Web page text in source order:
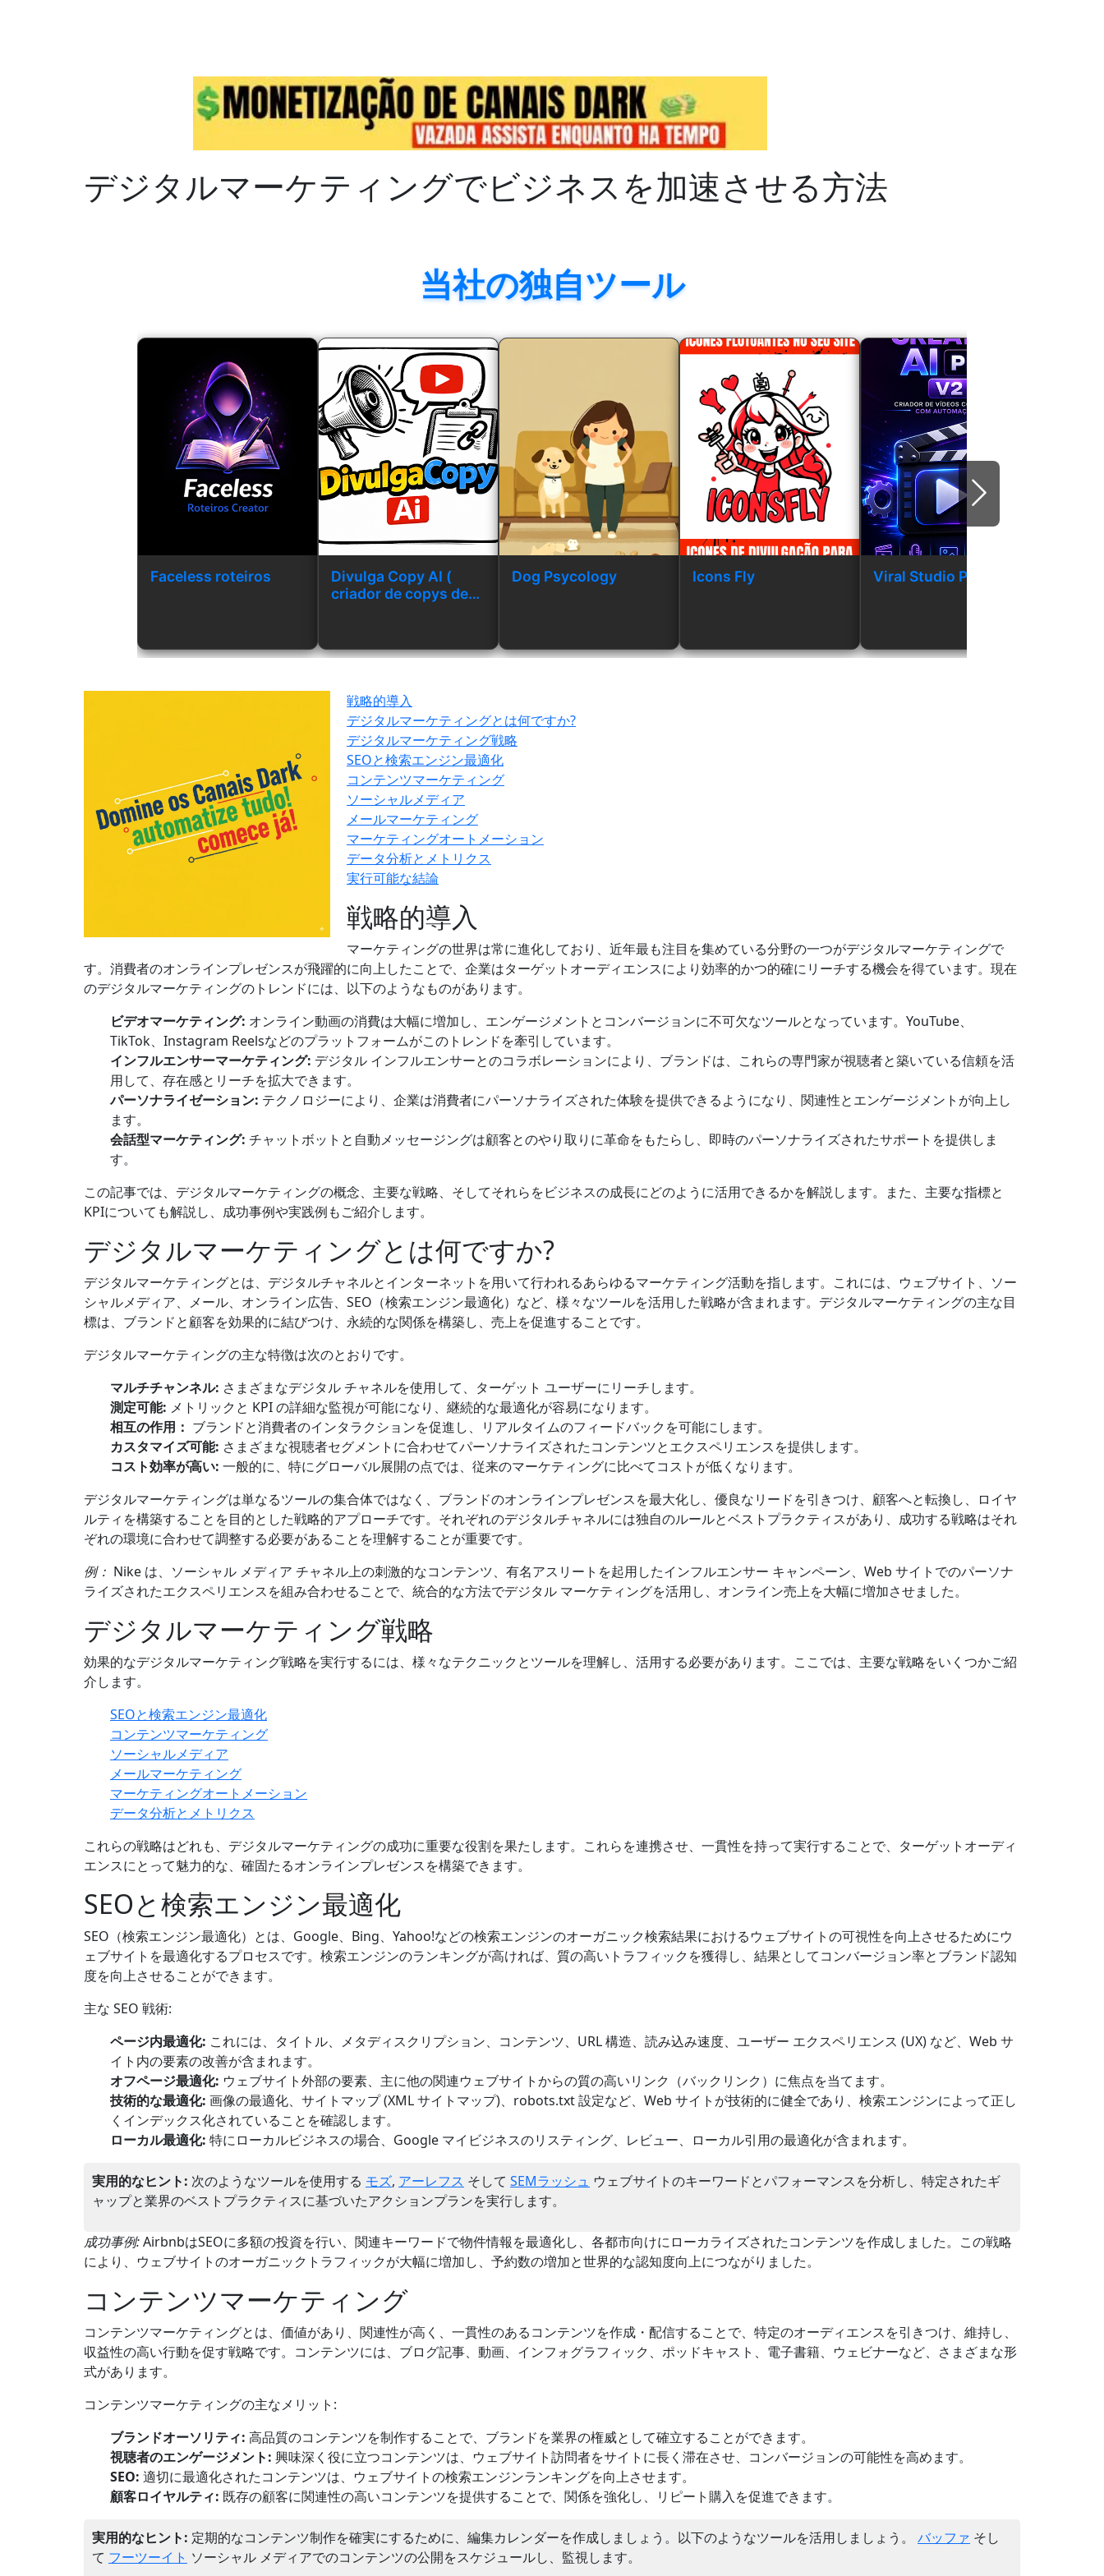
デジタルマーケティングでビジネスを加速させる方法
当社の独自ツール
Faceless roteiros
Divulga Copy AI (
criador de copys de
Dog Psycology Icons Fly Viral Studio PRO AI v2
次
戦略的導入
デジタルマーケティングとは何ですか?
デジタルマーケティング戦略
SEOと検索エンジン最適化
コンテンツマーケティング
ソーシャルメディア
メールマーケティング
マーケティングオートメーション
データ分析とメトリクス
実行可能な結論
戦略的導入
マーケティングの世界は常に進化しており、近年最も注目を集めている分野の一つがデジタルマーケティングで
す。消費者のオンラインプレゼンスが飛躍的に向上したことで、企業はターゲットオーディエンスにより効率的かつ的確にリーチする機会を得ています。現在
のデジタルマーケティングのトレンドには、以下のようなものがあります。
ビデオマーケティング: オンライン動画の消費は大幅に増加し、エンゲージメントとコンバージョンに不可欠なツールとなっています。YouTube、
TikTok、Instagram Reelsなどのプラットフォームがこのトレンドを牽引しています。
インフルエンサーマーケティング: デジタル インフルエンサーとのコラボレーションにより、ブランドは、これらの専門家が視聴者と築いている信頼を活
用して、存在感とリーチを拡大できます。
パーソナライゼーション: テクノロジーにより、企業は消費者にパーソナライズされた体験を提供できるようになり、関連性とエンゲージメントが向上し
ます。
会話型マーケティング: チャットボットと自動メッセージングは顧客とのやり取りに革命をもたらし、即時のパーソナライズされたサポートを提供しま
す。
この記事では、デジタルマーケティングの概念、主要な戦略、そしてそれらをビジネスの成長にどのように活用できるかを解説します。また、主要な指標と
KPIについても解説し、成功事例や実践例もご紹介します。
デジタルマーケティングとは何ですか?
デジタルマーケティングとは、デジタルチャネルとインターネットを用いて行われるあらゆるマーケティング活動を指します。これには、ウェブサイト、ソー
シャルメディア、メール、オンライン広告、SEO（検索エンジン最適化）など、様々なツールを活用した戦略が含まれます。デジタルマーケティングの主な目
標は、ブランドと顧客を効果的に結びつけ、永続的な関係を構築し、売上を促進することです。
デジタルマーケティングの主な特徴は次のとおりです。
マルチチャンネル: さまざまなデジタル チャネルを使用して、ターゲット ユーザーにリーチします。
測定可能: メトリックと KPI の詳細な監視が可能になり、継続的な最適化が容易になります。
相互の作用： ブランドと消費者のインタラクションを促進し、リアルタイムのフィードバックを可能にします。
カスタマイズ可能: さまざまな視聴者セグメントに合わせてパーソナライズされたコンテンツとエクスペリエンスを提供します。
コスト効率が高い: 一般的に、特にグローバル展開の点では、従来のマーケティングに比べてコストが低くなります。
デジタルマーケティングは単なるツールの集合体ではなく、ブランドのオンラインプレゼンスを最大化し、優良なリードを引きつけ、顧客へと転換し、ロイヤ
ルティを構築することを目的とした戦略的アプローチです。それぞれのデジタルチャネルには独自のルールとベストプラクティスがあり、成功する戦略はそれ
ぞれの環境に合わせて調整する必要があることを理解することが重要です。
例： Nike は、ソーシャル メディア チャネル上の刺激的なコンテンツ、有名アスリートを起用したインフルエンサー キャンペーン、Web サイトでのパーソナ
ライズされたエクスペリエンスを組み合わせることで、統合的な方法でデジタル マーケティングを活用し、オンライン売上を大幅に増加させました。
デジタルマーケティング戦略
効果的なデジタルマーケティング戦略を実行するには、様々なテクニックとツールを理解し、活用する必要があります。ここでは、主要な戦略をいくつかご紹
介します。
SEOと検索エンジン最適化
コンテンツマーケティング
ソーシャルメディア
メールマーケティング
マーケティングオートメーション
データ分析とメトリクス
これらの戦略はどれも、デジタルマーケティングの成功に重要な役割を果たします。これらを連携させ、一貫性を持って実行することで、ターゲットオーディ
エンスにとって魅力的な、確固たるオンラインプレゼンスを構築できます。
SEOと検索エンジン最適化
SEO（検索エンジン最適化）とは、Google、Bing、Yahoo!などの検索エンジンのオーガニック検索結果におけるウェブサイトの可視性を向上させるためにウ
ェブサイトを最適化するプロセスです。検索エンジンのランキングが高ければ、質の高いトラフィックを獲得し、結果としてコンバージョン率とブランド認知
度を向上させることができます。
主な SEO 戦術:
ページ内最適化: これには、タイトル、メタディスクリプション、コンテンツ、URL 構造、読み込み速度、ユーザー エクスペリエンス (UX) など、Web サ
イト内の要素の改善が含まれます。
オフページ最適化: ウェブサイト外部の要素、主に他の関連ウェブサイトからの質の高いリンク（バックリンク）に焦点を当てます。
技術的な最適化: 画像の最適化、サイトマップ (XML サイトマップ)、robots.txt 設定など、Web サイトが技術的に健全であり、検索エンジンによって正し
くインデックス化されていることを確認します。
ローカル最適化: 特にローカルビジネスの場合、Google マイビジネスのリスティング、レビュー、ローカル引用の最適化が含まれます。
実用的なヒント: 次のようなツールを使用する モズ, アーレフス そして SEMラッシュ ウェブサイトのキーワードとパフォーマンスを分析し、特定されたギ
ャップと業界のベストプラクティスに基づいたアクションプランを実行します。
成功事例:AirbnbはSEOに多額の投資を行い、関連キーワードで物件情報を最適化し、各都市向けにローカライズされたコンテンツを作成しました。この戦略
により、ウェブサイトのオーガニックトラフィックが大幅に増加し、予約数の増加と世界的な認知度向上につながりました。
コンテンツマーケティング
コンテンツマーケティングとは、価値があり、関連性が高く、一貫性のあるコンテンツを作成・配信することで、特定のオーディエンスを引きつけ、維持し、
収益性の高い行動を促す戦略です。コンテンツには、ブログ記事、動画、インフォグラフィック、ポッドキャスト、電子書籍、ウェビナーなど、さまざまな形
式があります。
コンテンツマーケティングの主なメリット:
ブランドオーソリティ: 高品質のコンテンツを制作することで、ブランドを業界の権威として確立することができます。
視聴者のエンゲージメント: 興味深く役に立つコンテンツは、ウェブサイト訪問者をサイトに長く滞在させ、コンバージョンの可能性を高めます。
SEO: 適切に最適化されたコンテンツは、ウェブサイトの検索エンジンランキングを向上させます。
顧客ロイヤルティ: 既存の顧客に関連性の高いコンテンツを提供することで、関係を強化し、リピート購入を促進できます。
実用的なヒント: 定期的なコンテンツ制作を確実にするために、編集カレンダーを作成しましょう。以下のようなツールを活用しましょう。 バッファ そし
て フーツーイト ソーシャル メディアでのコンテンツの公開をスケジュールし、監視します。